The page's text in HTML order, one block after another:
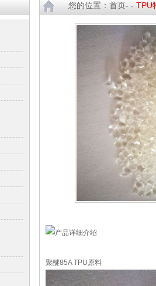
您的位置： 首页- - TPU
聚醚85A TPU原料